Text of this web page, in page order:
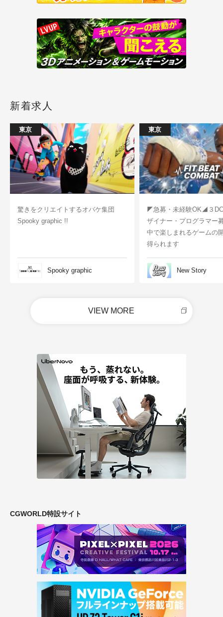
新着求人
東京
驚きをクリエイトするオバケ集団
Spooky graphic !!
Spooky graphic
東京
◤急募・未経験OK◢３
ザイナー・プログラマー
中で楽しまれるゲームの
得られます
New Story
VIEW MORE
CGWORLD特設サイト